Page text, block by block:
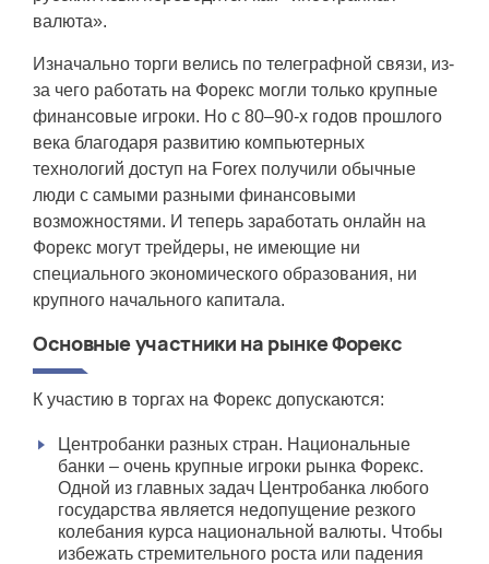
валюта».
Изначально торги велись по телеграфной связи, из-
за чего работать на Форекс могли только крупные
финансовые игроки. Но с 80–90-х годов прошлого
века благодаря развитию компьютерных
технологий доступ на Forex получили обычные
люди с самыми разными финансовыми
возможностями. И теперь заработать онлайн на
Форекс могут трейдеры, не имеющие ни
специального экономического образования, ни
крупного начального капитала.
Основные участники на рынке Форекс
К участию в торгах на Форекс допускаются:
Центробанки разных стран. Национальные
банки – очень крупные игроки рынка Форекс.
Одной из главных задач Центробанка любого
государства является недопущение резкого
колебания курса национальной валюты. Чтобы
избежать стремительного роста или падения